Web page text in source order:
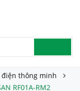
thông minh
RF01A-RM2